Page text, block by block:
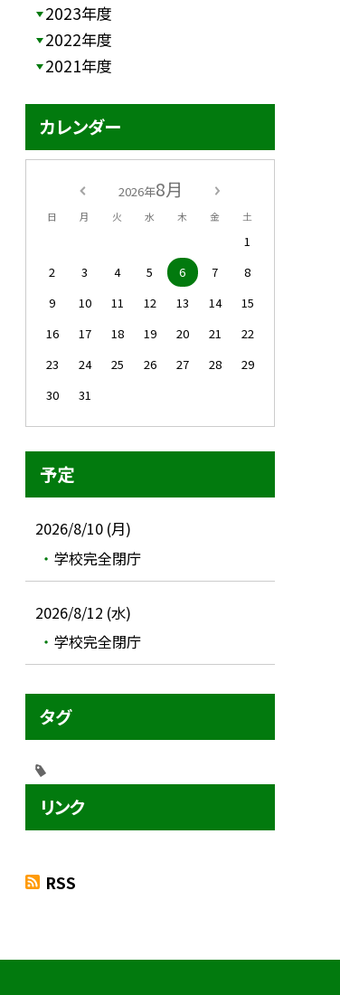
2023年度
2022年度
2021年度
カレンダー
2026年8月
日 月 火 水 木 金 土
1
2
3 4 5 6 7
8
9
10 11 12 13 14
15
16
17 18 19 20 21
22
23
24 25 26 27 28
29
30
31
予定
2026/8/10 (月)
学校完全閉庁
2026/8/12 (水)
学校完全閉庁
タグ
リンク
RSS